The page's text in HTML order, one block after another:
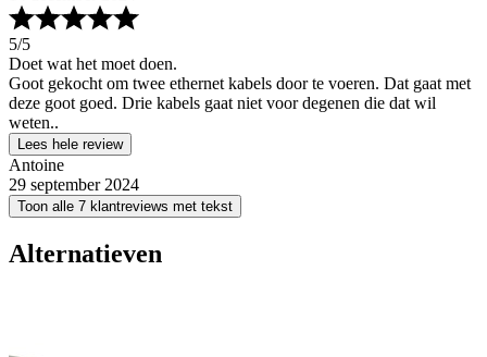
5/5
Doet wat het moet doen.
Goot gekocht om twee ethernet kabels door te voeren. Dat gaat met
deze goot goed. Drie kabels gaat niet voor degenen die dat wil
weten..
Lees hele review
Antoine
29 september 2024
Toon alle 7 klantreviews met tekst
Alternatieven